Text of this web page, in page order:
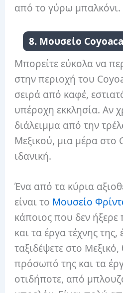
από το γύρω μπαλκόνι.
8. Μουσείο
Μπορείτε εύκολα να
στην περιοχή του
σειρά από καφέ,
υπέροχη εκκλησία. Αν
διάλειμμα από την
Μεξικού, μια μέρα στο
ιδανική.
Ένα από τα κύρια
είναι το Μουσείο
κάποιος που δεν ήξερε
και τα έργα τέχνης
ταξιδέψετε στο Μεξικό,
πρόσωπό της και τα
οτιδήποτε, από